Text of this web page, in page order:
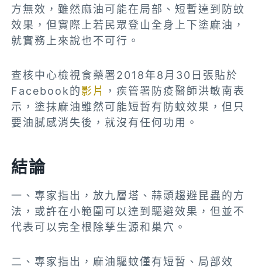
方無效，雖然麻油可能在局部、短暫達到防蚊
效果，但實際上若民眾登山全身上下塗麻油，
就實務上來說也不可行。
查核中心檢視食藥署2018年8月30日張貼於
Facebook的影片
，疾管署防疫醫師洪敏南表
示，塗抹麻油雖然可能短暫有防蚊效果，但只
要油膩感消失後，就沒有任何功用。
結論
一、專家指出，放九層塔、蒜頭趨避昆蟲的方
法，或許在小範圍可以達到驅避效果，但並不
代表可以完全根除孳生源和巢穴。
二、專家指出，麻油驅蚊僅有短暫、局部效